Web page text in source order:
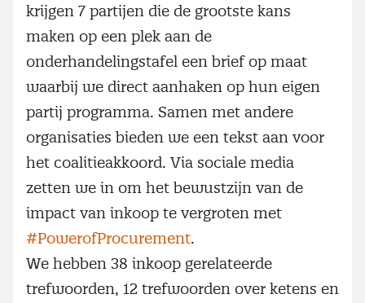
krijgen 7 partijen die de grootste kans
maken op een plek aan de
onderhandelingstafel een brief op maat
waarbij we direct aanhaken op hun eigen
partij programma. Samen met andere
organisaties bieden we een tekst aan voor
het coalitieakkoord. Via sociale media
zetten we in om het bewustzijn van de
impact van inkoop te vergroten met
#PowerofProcurement.
We hebben 38 inkoop gerelateerde
trefwoorden, 12 trefwoorden over ketens en